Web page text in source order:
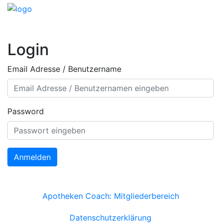
Login
Email Adresse / Benutzername
Password
Anmelden
Apotheken Coach: Mitgliederbereich
Datenschutzerklärung